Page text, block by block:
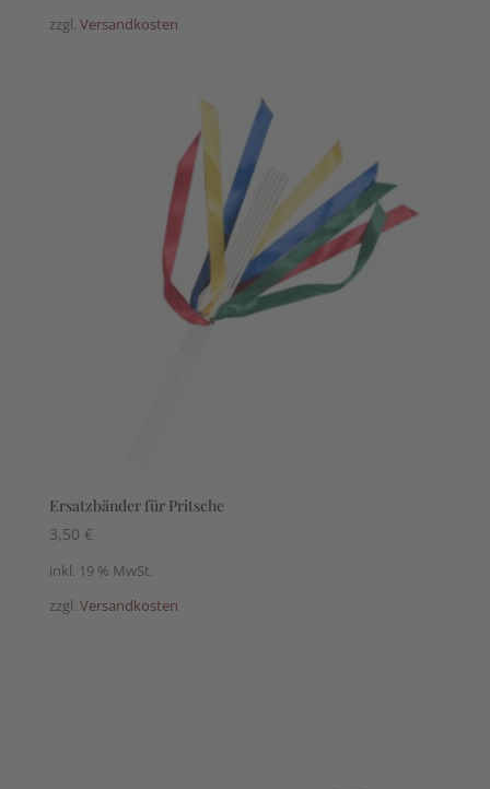
zzgl. Versandkosten
Ersatzbänder für Pritsche
3,50 €
inkl. 19 % MwSt.
zzgl. Versandkosten